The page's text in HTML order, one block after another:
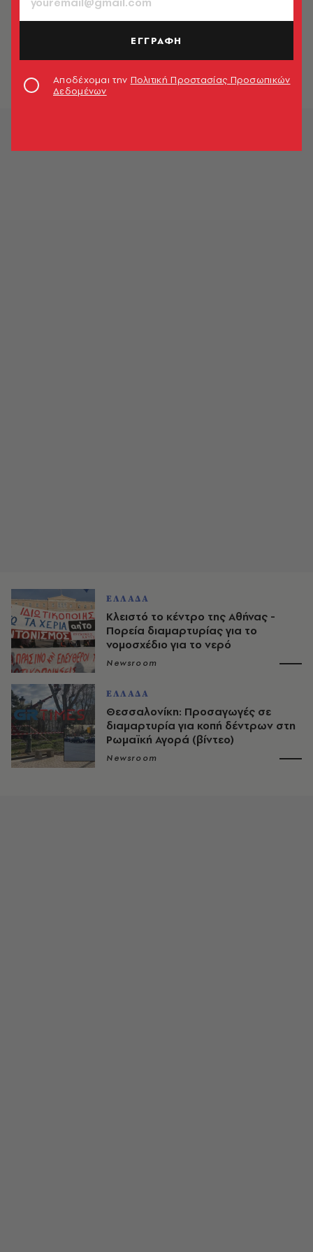
Βουλής, ανασχηματισμό ή
Newsroom
ΕΛΛΑΔΑ
Κλειστό το κέντρο της Αθήνας -
Πορεία διαμαρτυρίας για το
νομοσχέδιο για το νερό
Newsroom
ΕΛΛΑΔΑ
Θεσσαλονίκη: Προσαγωγές σε
διαμαρτυρία για κοπή δέντρων στη
Ρωμαϊκή Αγορά (βίντεο)
Newsroom
ΕΓΓΡΑΦΗ
Αποδέχομαι την Πολιτική Προστασίας Προσωπικών
Δεδομένων